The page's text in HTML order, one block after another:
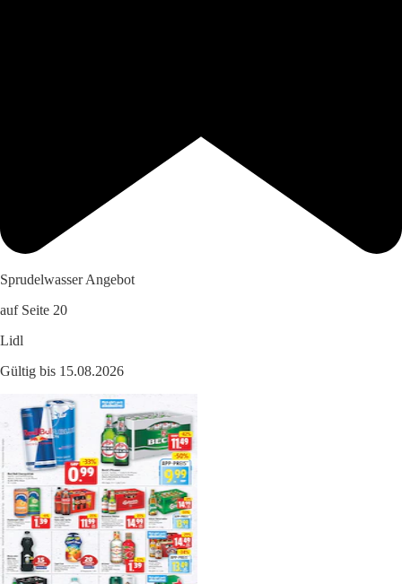
Sprudelwasser Angebot
auf Seite 20
Lidl
Gültig bis 15.08.2026